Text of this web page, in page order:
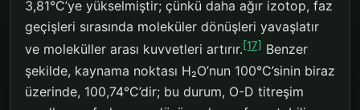
3,81°C’ye yükselmiştir; çünkü daha ağır izotop, faz
geçişleri sırasında moleküler dönüşleri yavaşlatır
ve moleküller arası kuvvetleri artırır.[17] Benzer
şekilde, kaynama noktası H₂O’nun 100°C’sinin biraz
üzerinde, 100,74°C’dir; bu durum, O-D titreşim